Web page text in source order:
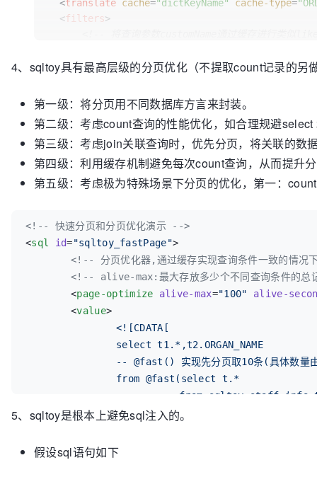
<translate cache="dictKeyName" cache-type=
<filters>
</ filters>
  select
      ORDER_ID ,
      TOTAL_QUANTITY,
      TOTAL_AMT,
      ORGAN_ID ORGAN_NAME,-- 缓存翻译
      STAFF_ID STAFF_NAME,
      SIGN_TIME,
      GOODS_ID ,
      GOODS_ID GOODS_NAME,
      STATUS,
        #[and CUSTOM_ID in (:customIds)]
  ]]>
</sql>
4、sqltoy具有最高层级的分页优化（不提取count记录的
第一级：将分页用不同数据库方言来封装。
第二级：考虑count查询的性能优化，如合理规避
第三级：考虑join关联查询时，优先分页，将关联的数
第四级：利用缓存机制避免每次count查询，从而提升
第五级：考虑极为特殊场景下分页的优化，第一：
<!-- 快速分页和分页优化演示 -->
<sql id="sqltoy_fastPage">
<!--
分页优化器,通过缓存实现查询条件一致的情况
<!--
alive-max:最大存放多少个不同查询条件的
	<
page-optimize alive-max="100"
alive-
	<
value>
<![CDATA[
		select t1.*,t2.ORGAN_NAME
-- @fast() 实现先分页取10条(具体数
		from @fast(select t.*
from sqltoy_staff_info
			   where t.STATUS=1
5、sqltoy是根本上避免sql注入的。
假设sql语句如下